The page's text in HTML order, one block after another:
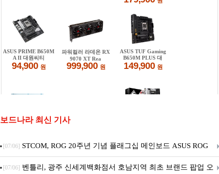
보드나라 최신 기사
[07/06] STCOM, ROG 20주년 기념 플래그십 메인보드 ASUS ROG
Crosshair X870E EDITION 20 국내 출시 예정
[07/06] 벤틀리, 광주 신세계백화점서 호남지역 최초 브랜드 팝업 오